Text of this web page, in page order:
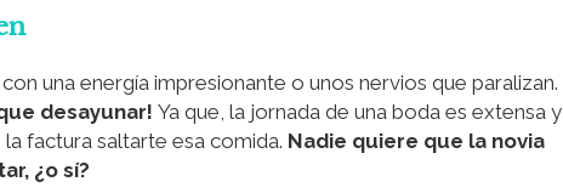
una energía impresionante o unos nervios que paralizan.
desayunar! Ya que, la jornada de una boda es extensa y
factura saltarte esa comida. Nadie quiere que la novia
¿o sí?